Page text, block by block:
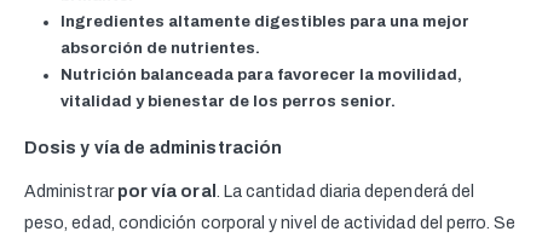
Ingredientes altamente digestibles para una mejor
absorción de nutrientes.
Nutrición balanceada para favorecer la movilidad,
vitalidad y bienestar de los perros senior.
Dosis y vía de administración
Administrar por vía oral
. La cantidad diaria dependerá del
peso, edad, condición corporal y nivel de actividad del perro. Se